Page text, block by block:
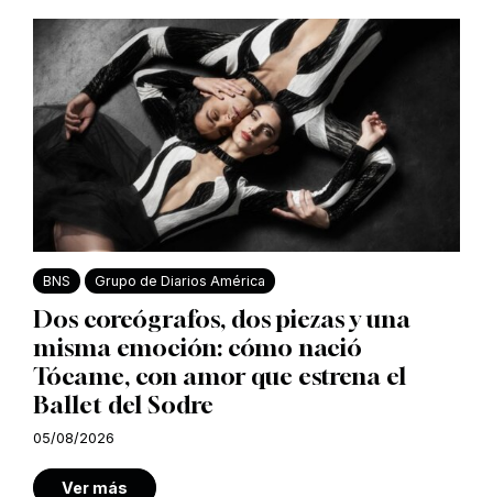
BNS Grupo de Diarios América
Dos coreógrafos, dos piezas y una
misma emoción: cómo nació
Tócame, con amor que estrena el
Ballet del Sodre
05/08/2026
Ver más